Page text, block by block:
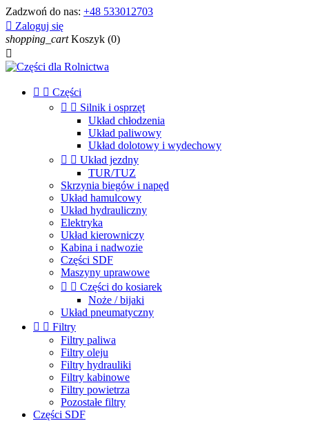
Zadzwoń do nas: +48 533012703
 Zaloguj się
shopping_cart Koszyk (0)

  Części
  Silnik i osprzęt
Układ chłodzenia
Układ paliwowy
Układ dolotowy i wydechowy
  Układ jezdny
TUR/TUZ
Skrzynia biegów i napęd
Układ hamulcowy
Układ hydrauliczny
Elektryka
Układ kierowniczy
Kabina i nadwozie
Części SDF
Maszyny uprawowe
  Części do kosiarek
Noże / bijaki
Układ pneumatyczny
  Filtry
Filtry paliwa
Filtry oleju
Filtry hydrauliki
Filtry kabinowe
Filtry powietrza
Pozostałe filtry
Części SDF